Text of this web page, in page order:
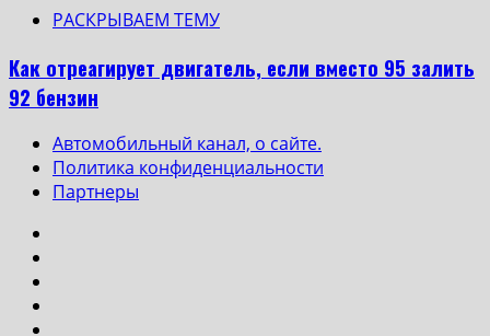
РАСКРЫВАЕМ ТЕМУ
Как отреагирует двигатель, если вместо 95 залить
92 бензин
Автомобильный канал, о сайте.
Политика конфиденциальности
Партнеры